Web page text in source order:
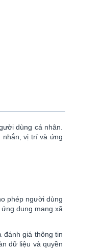
dùng cá nhân.
nhắn, vị trí và ứng
phép người dùng
dụng mạng xã
đánh giá thông tin
dữ liệu và quyền